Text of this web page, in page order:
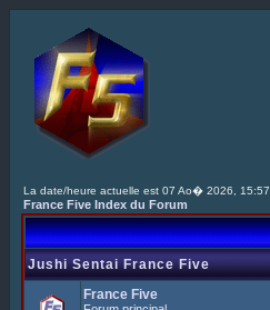
La date/heure actuelle est 07 Ao� 2026, 15:57
France Five Index du Forum
Jushi Sentai France Five
France Five